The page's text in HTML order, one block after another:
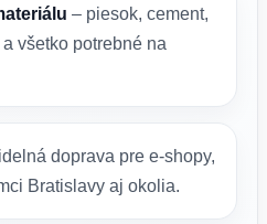
– piesok, cement,
všetko potrebné na
doprava pre e-shopy,
Bratislavy aj okolia.